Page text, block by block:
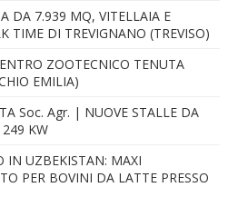
DA 7.939 MQ, VITELLAIA E
TIME DI TREVIGNANO (TREVISO)
ZOOTECNICO TENUTA
EMILIA)
Soc. Agr. | NUOVE STALLE DA
KW
IN UZBEKISTAN: MAXI
PER BOVINI DA LATTE PRESSO